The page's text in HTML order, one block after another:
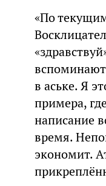
«По
в аське. Я
примера,
написание
время.
экономит.